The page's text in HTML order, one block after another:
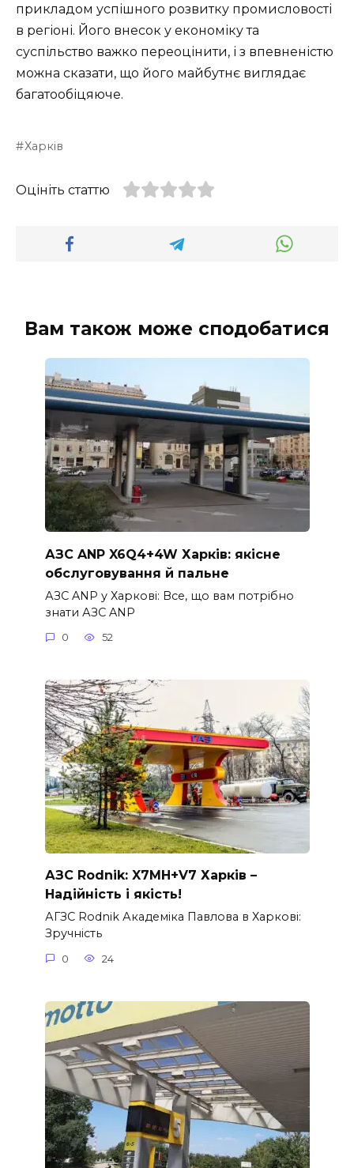
прикладом успішного розвитку промисловості
в регіоні. Його внесок у економіку та
суспільство важко переоцінити, і з впевненістю
можна сказати, що його майбутнє виглядає
багатообіцяюче.
Харків
Оцініть статтю
Вам також може сподобатися
АЗС ANP X6Q4+4W Харків: якісне
обслуговування й пальне
АЗС ANP у Харкові: Все, що вам потрібно
знати АЗС ANP
0 52
АЗС Rodnik: X7MH+V7 Харків –
Надійність і якість!
АГЗС Rodnik Академіка Павлова в Харкові:
Зручність
0 24